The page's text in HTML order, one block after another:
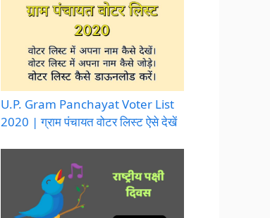
U.P. Gram Panchayat Voter List
2020 | ग्राम पंचायत वोटर लिस्ट ऐसे देखें